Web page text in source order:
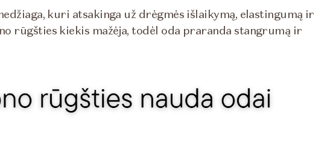
kuri atsakinga už drėgmės išlaikymą, elastingumą ir
rūgšties kiekis mažėja, todėl oda praranda stangrumą ir